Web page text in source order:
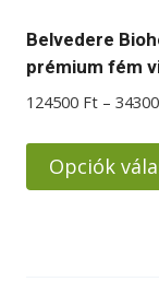
termékoldalon
választhatók
Belvedere
prémium fém
124500 Ft –
Opciók